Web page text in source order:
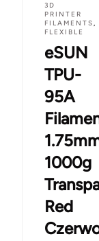
3D
PRINTER
FILAMENTS,
FLEXIBLE
eSUN
TPU-
95A
1000g
Red